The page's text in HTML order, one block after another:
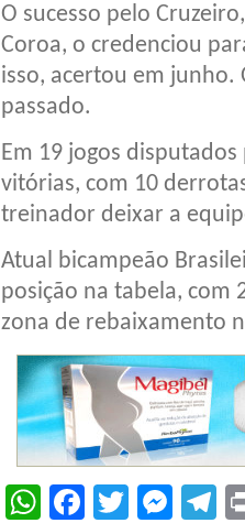
O sucesso pelo
Coroa, o credenciou
isso, acertou em
passado.
Em 19 jogos
vitórias, com 10
treinador deixar a
Atual bicampeão
posição na tabela, com
zona de rebaixamento
WhatsApp
Facebook
Twitter